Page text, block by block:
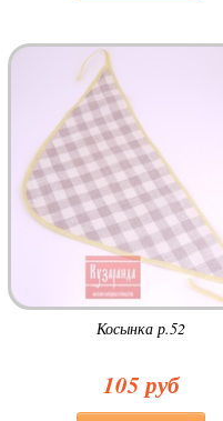
Косынка р.52
105 руб